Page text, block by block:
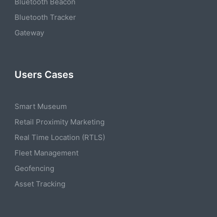
Bluetooth Tracker
Gateway
Users Cases
Smart Museum
Retail Proximity Marketing
Real Time Location (RTLS)
Fleet Management
Geofencing
Asset Tracking